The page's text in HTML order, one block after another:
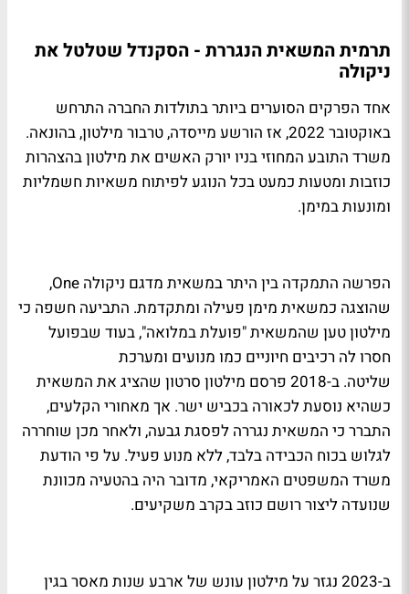
תרמית המשאית הנגררת - הסקנדל שטלטל את
ניקולה
אחד הפרקים הסוערים ביותר בתולדות החברה התרחש
באוקטובר 2022, אז הורשע מייסדה, טרבור מילטון, בהונאה.
משרד התובע המחוזי בניו יורק האשים את מילטון בהצהרות
כוזבות ומטעות כמעט בכל הנוגע לפיתוח משאיות חשמליות
ומונעות במימן.
הפרשה התמקדה בין היתר במשאית מדגם ניקולה One,
שהוצגה כמשאית מימן פעילה ומתקדמת. התביעה חשפה כי
מילטון טען שהמשאית "פועלת במלואה", בעוד שבפועל
חסרו לה רכיבים חיוניים כמו מנועים ומערכת
שליטה. ב-2018 פרסם מילטון סרטון שהציג את המשאית
כשהיא נוסעת לכאורה בכביש ישר. אך מאחורי הקלעים,
התברר כי המשאית נגררה לפסגת גבעה, ולאחר מכן שוחררה
לגלוש בכוח הכבידה בלבד, ללא מנוע פעיל. על פי הודעת
משרד המשפטים האמריקאי, מדובר היה בהטעיה מכוונת
שנועדה ליצור רושם כוזב בקרב משקיעים.
ב-2023 נגזר על מילטון עונש של ארבע שנות מאסר בגין